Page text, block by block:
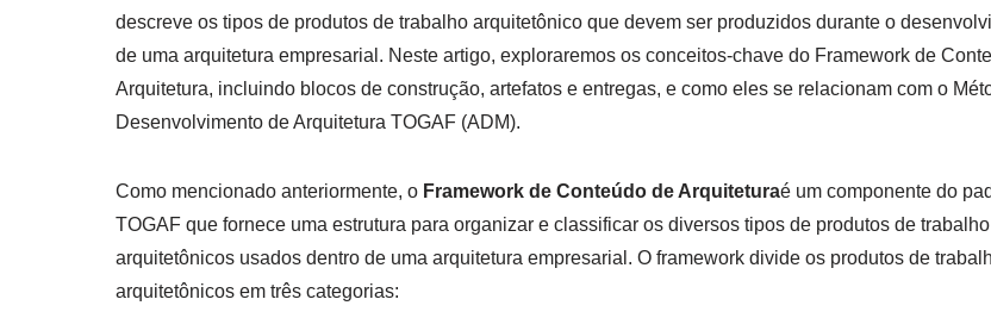
descreve os tipos de produtos de trabalho arquitetônico que devem ser produzidos durante o
de uma arquitetura empresarial. Neste artigo, exploraremos os conceitos-chave do Framework de
Arquitetura, incluindo blocos de construção, artefatos e entregas, e como eles se relacionam com o
Desenvolvimento de Arquitetura TOGAF (ADM).
Como mencionado anteriormente, o Framework de Conteúdo de Arquiteturaé um componente do
TOGAF que fornece uma estrutura para organizar e classificar os diversos tipos de produtos de trabalho
arquitetônicos usados dentro de uma arquitetura empresarial. O framework divide os produtos de
arquitetônicos em três categorias: